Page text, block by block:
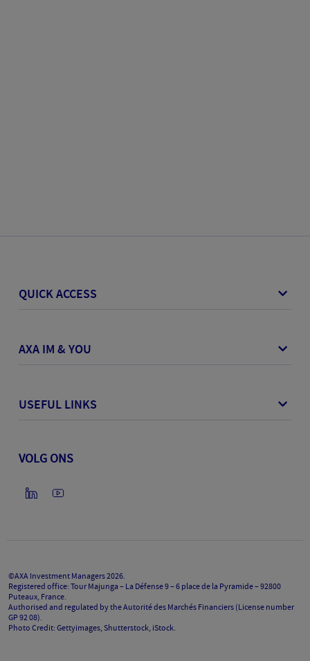
QUICK ACCESS
AXA IM & YOU
USEFUL LINKS
VOLG ONS
©AXA Investment Managers2026.
Registered office: Tour Majunga – La Défense 9 – 6 place de la Pyramide – 92800
Puteaux, France.
Authorised and regulated by the Autorité des Marchés Financiers (License number
GP 92 08).
Photo Credit: Gettyimages, Shutterstock, iStock.